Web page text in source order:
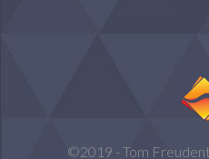
©2019 - Tom